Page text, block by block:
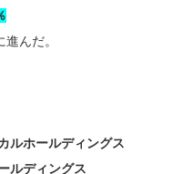
んだ。
ホールディングス
ルディングス